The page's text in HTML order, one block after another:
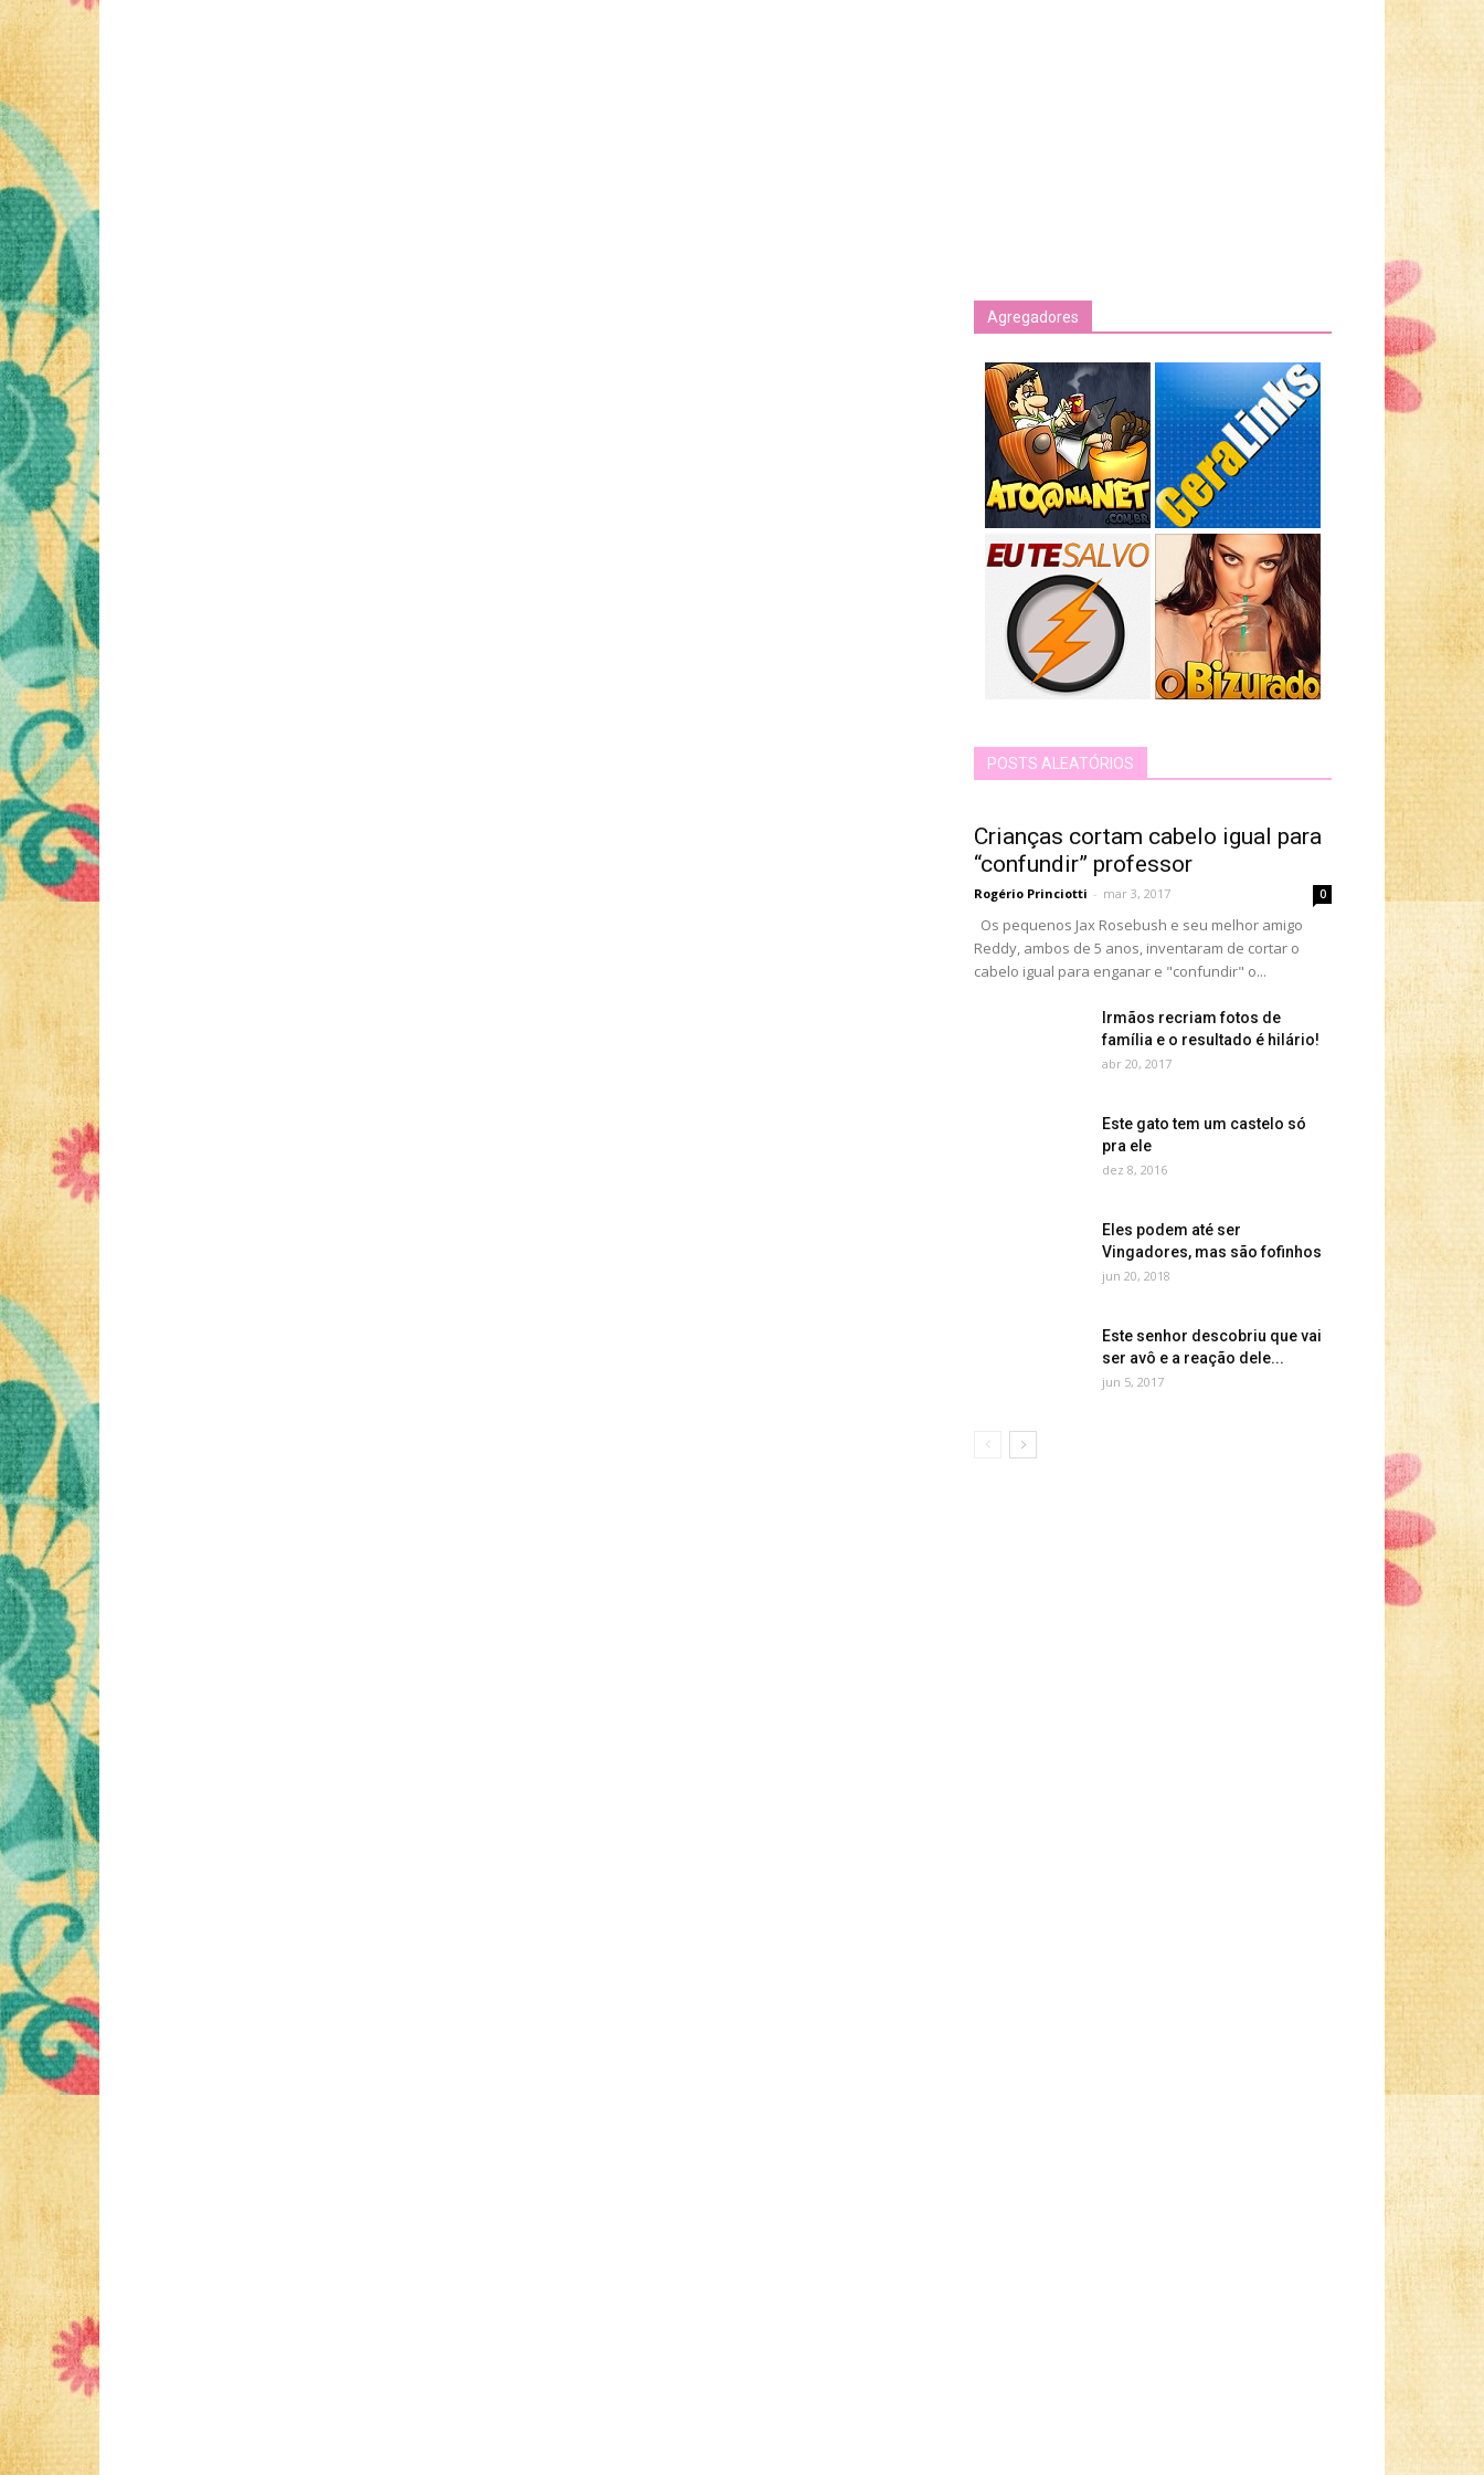
Agregadores
POSTS ALEATÓRIOS
Crianças cortam cabelo igual para
“confundir” professor
Rogério Princiotti - mar 3, 2017 0
Os pequenos Jax Rosebush e seu melhor amigo
Reddy, ambos de 5 anos, inventaram de cortar o
cabelo igual para enganar e "confundir" o...
Irmãos recriam fotos de
família e o resultado é hilário!
abr 20, 2017
Este gato tem um castelo só
pra ele
dez 8, 2016
Eles podem até ser
Vingadores, mas são fofinhos
jun 20, 2018
Este senhor descobriu que vai
ser avô e a reação dele...
jun 5, 2017